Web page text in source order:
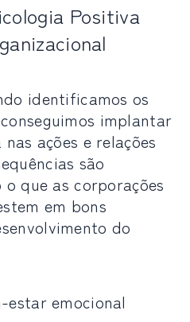
Positiva
identificamos os
implantar
ações e relações
são
o que as corporações
em bons
do
estar emocional